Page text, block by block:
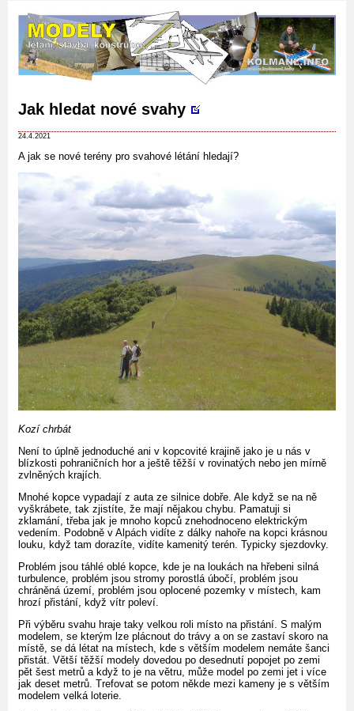
Jak hledat nové svahy
24.4.2021
A jak se nové terény pro svahové létání hledají?
Kozí chrbát
Není to úplně jednoduché ani v kopcovité krajině jako je u nás v
blízkosti pohraničních hor a ještě těžší v rovinatých nebo jen mírně
zvlněných krajích.
Mnohé kopce vypadají z auta ze silnice dobře. Ale když se na ně
vyškrábete, tak zjistíte, že mají nějakou chybu. Pamatuji si
zklamání, třeba jak je mnoho kopců znehodnoceno elektrickým
vedením. Podobně v Alpách vidíte z dálky nahoře na kopci krásnou
louku, když tam dorazíte, vidíte kamenitý terén. Typicky sjezdovky.
Problém jsou táhlé oblé kopce, kde je na loukách na hřebeni silná
turbulence, problém jsou stromy porostlá úbočí, problém jsou
chráněná území, problém jsou oplocené pozemky v místech, kam
hrozí přistání, když vítr poleví.
Při výběru svahu hraje taky velkou roli místo na přistání. S malým
modelem, se kterým lze plácnout do trávy a on se zastaví skoro na
místě, se dá létat na místech, kde s větším modelem nemáte šanci
přistát. Větší těžší modely dovedou po desednutí popojet po zemi
pět šest metrů a když to je na větru, může model po zemi jet i více
jak deset metrů. Trefovat se potom někde mezi kameny je s větším
modelem velká loterie.